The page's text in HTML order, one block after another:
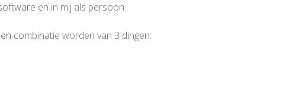
en in mij als persoon.
combinatie worden van 3 dingen: